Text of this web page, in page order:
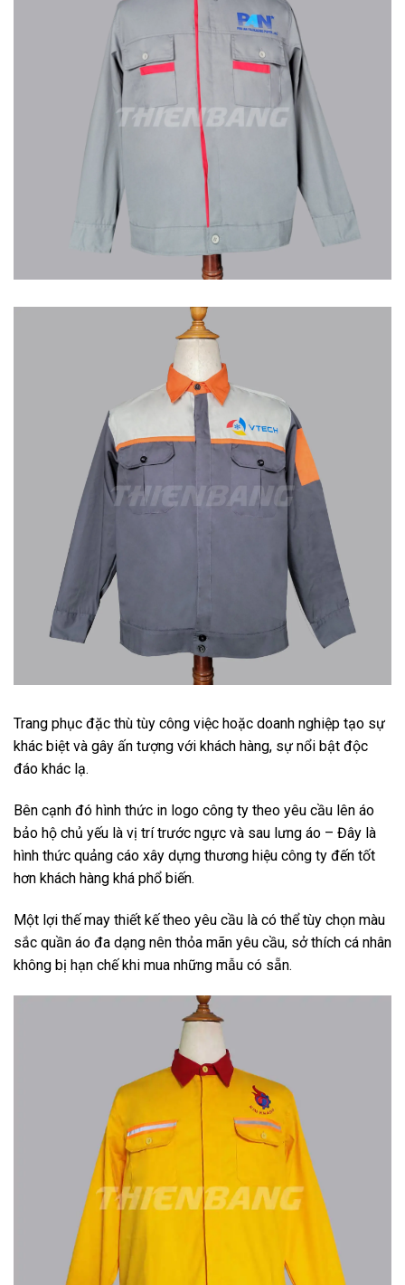
Trang phục đặc thù tùy công việc hoặc doanh nghiệp tạo sự
khác biệt và gây ấn tượng với khách hàng, sự nổi bật độc
đáo khác lạ.
Bên cạnh đó hình thức in logo công ty theo yêu cầu lên áo
bảo hộ chủ yếu là vị trí trước ngực và sau lưng áo – Đây là
hình thức quảng cáo xây dựng thương hiệu công ty đến tốt
hơn khách hàng khá phổ biến.
Một lợi thế may thiết kế theo yêu cầu là có thể tùy chọn màu
sắc quần áo đa dạng nên thỏa mãn yêu cầu, sở thích cá nhân
không bị hạn chế khi mua những mẫu có sẵn.